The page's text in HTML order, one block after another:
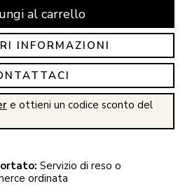
al carrello
INFORMAZIONI
e ottieni un codice sconto del
Servizio di reso o
ordinata